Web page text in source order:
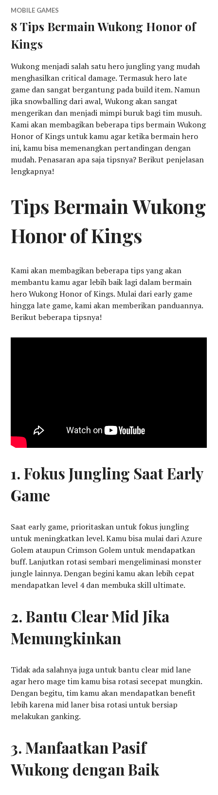
MOBILE GAMES
8 Tips Bermain Wukong Honor of
Kings
Wukong menjadi salah satu hero jungling yang mudah
menghasilkan critical damage. Termasuk hero late
game dan sangat bergantung pada build item. Namun
jika snowballing dari awal, Wukong akan sangat
mengerikan dan menjadi mimpi buruk bagi tim musuh.
Kami akan membagikan beberapa tips bermain Wukong
Honor of Kings untuk kamu agar ketika bermain hero
ini, kamu bisa memenangkan pertandingan dengan
mudah. Penasaran apa saja tipsnya? Berikut penjelasan
lengkapnya!
Tips Bermain Wukong
Honor of Kings
Kami akan membagikan beberapa tips yang akan
membantu kamu agar lebih baik lagi dalam bermain
hero Wukong Honor of Kings. Mulai dari early game
hingga late game, kami akan memberikan panduannya.
Berikut beberapa tipsnya!
1. Fokus Jungling Saat Early
Game
Saat early game, prioritaskan untuk fokus jungling
untuk meningkatkan level. Kamu bisa mulai dari Azure
Golem ataupun Crimson Golem untuk mendapatkan
buff. Lanjutkan rotasi sembari mengeliminasi monster
jungle lainnya. Dengan begini kamu akan lebih cepat
mendapatkan level 4 dan membuka skill ultimate.
2. Bantu Clear Mid Jika
Memungkinkan
Tidak ada salahnya juga untuk bantu clear mid lane
agar hero mage tim kamu bisa rotasi secepat mungkin.
Dengan begitu, tim kamu akan mendapatkan benefit
lebih karena mid laner bisa rotasi untuk bersiap
melakukan ganking.
3. Manfaatkan Pasif
Wukong dengan Baik